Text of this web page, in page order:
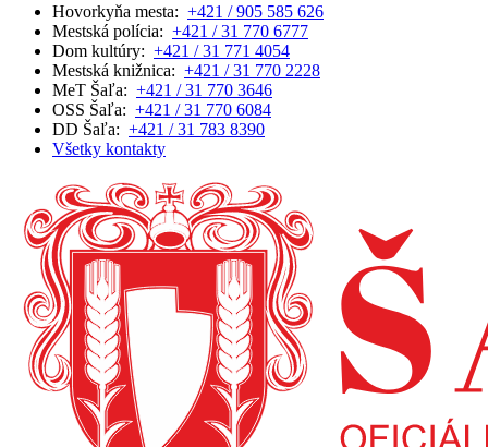
Hovorkyňa mesta: +421 / 905 585 626
Mestská polícia: +421 / 31 770 6777
Dom kultúry: +421 / 31 771 4054
Mestská knižnica: +421 / 31 770 2228
MeT Šaľa: +421 / 31 770 3646
OSS Šaľa: +421 / 31 770 6084
DD Šaľa: +421 / 31 783 8390
Všetky kontakty